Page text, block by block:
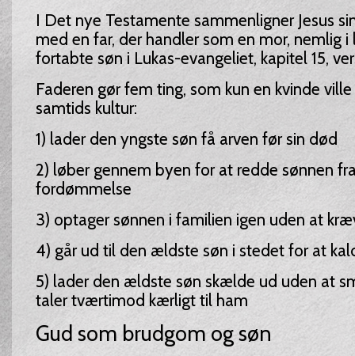
I Det nye Testamente sammenligner Jesus
med en far, der handler som en mor, nemlig
fortabte søn i Lukas-evangeliet, kapitel 15,
Faderen gør fem ting, som kun en kvinde ville
samtids kultur:
1) lader den yngste søn få arven før sin død
2) løber gennem byen for at redde sønnen
fordømmelse
3) optager sønnen i familien igen uden at
4) går ud til den ældste søn i stedet for at
5) lader den ældste søn skælde ud uden at
taler tværtimod kærligt til ham
Gud som brudgom og søn